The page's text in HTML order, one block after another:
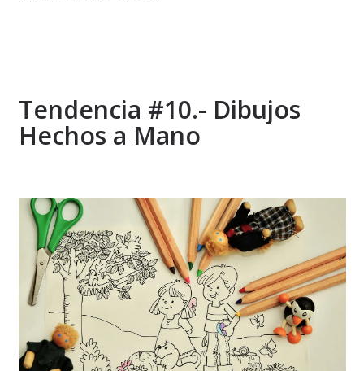
Tendencia #10.- Dibujos
Hechos a Mano